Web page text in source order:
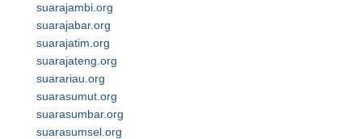
suarajambi.org
suarajabar.org
suarajatim.org
suarajateng.org
suarariau.org
suarasumut.org
suarasumbar.org
suarasumsel.org